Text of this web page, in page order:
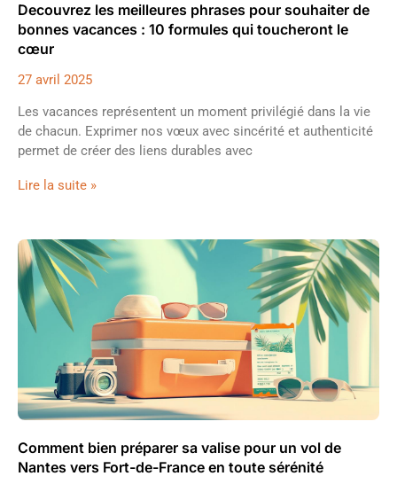
Decouvrez les meilleures phrases pour souhaiter de
bonnes vacances : 10 formules qui toucheront le
cœur
27 avril 2025
Les vacances représentent un moment privilégié dans la vie
de chacun. Exprimer nos vœux avec sincérité et authenticité
permet de créer des liens durables avec
Lire la suite »
Comment bien préparer sa valise pour un vol de
Nantes vers Fort-de-France en toute sérénité